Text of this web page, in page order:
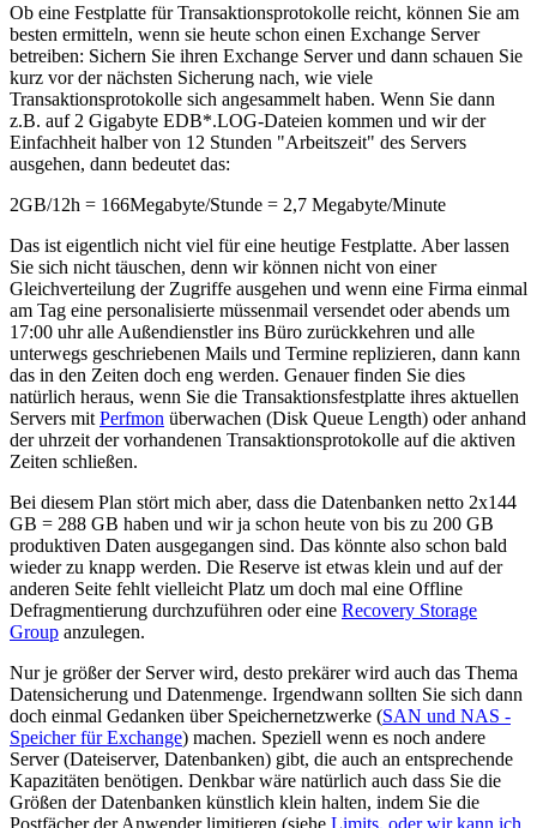
Ob eine Festplatte für Transaktionsprotokolle reicht, können Sie am
besten ermitteln, wenn sie heute schon einen Exchange Server
betreiben: Sichern Sie ihren Exchange Server und dann schauen Sie
kurz vor der nächsten Sicherung nach, wie viele
Transaktionsprotokolle sich angesammelt haben. Wenn Sie dann
z.B. auf 2 Gigabyte EDB*.LOG-Dateien kommen und wir der
Einfachheit halber von 12 Stunden "Arbeitszeit" des Servers
ausgehen, dann bedeutet das:
2GB/12h = 166Megabyte/Stunde = 2,7 Megabyte/Minute
Das ist eigentlich nicht viel für eine heutige Festplatte. Aber lassen
Sie sich nicht täuschen, denn wir können nicht von einer
Gleichverteilung der Zugriffe ausgehen und wenn eine Firma einmal
am Tag eine personalisierte müssenmail versendet oder abends um
17:00 uhr alle Außendienstler ins Büro zurückkehren und alle
unterwegs geschriebenen Mails und Termine replizieren, dann kann
das in den Zeiten doch eng werden. Genauer finden Sie dies
natürlich heraus, wenn Sie die Transaktionsfestplatte ihres aktuellen
Servers mit Perfmon überwachen (Disk Queue Length) oder anhand
der uhrzeit der vorhandenen Transaktionsprotokolle auf die aktiven
Zeiten schließen.
Bei diesem Plan stört mich aber, dass die Datenbanken netto 2x144
GB = 288 GB haben und wir ja schon heute von bis zu 200 GB
produktiven Daten ausgegangen sind. Das könnte also schon bald
wieder zu knapp werden. Die Reserve ist etwas klein und auf der
anderen Seite fehlt vielleicht Platz um doch mal eine Offline
Defragmentierung durchzuführen oder eine Recovery Storage
Group anzulegen.
Nur je größer der Server wird, desto prekärer wird auch das Thema
Datensicherung und Datenmenge. Irgendwann sollten Sie sich dann
doch einmal Gedanken über Speichernetzwerke (SAN und NAS -
Speicher für Exchange) machen. Speziell wenn es noch andere
Server (Dateiserver, Datenbanken) gibt, die auch an entsprechende
Kapazitäten benötigen. Denkbar wäre natürlich auch dass Sie die
Größen der Datenbanken künstlich klein halten, indem Sie die
Postfächer der Anwender limitieren (siehe Limits, oder wir kann ich